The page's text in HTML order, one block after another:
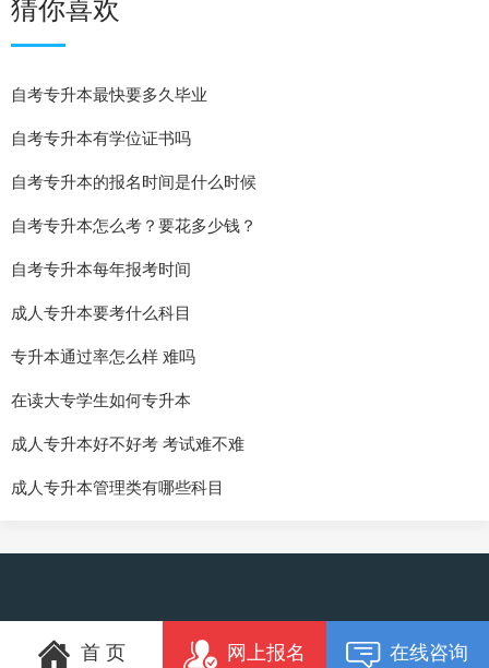
猜你喜欢
自考专升本最快要多久毕业
自考专升本有学位证书吗
自考专升本的报名时间是什么时候
自考专升本怎么考？要花多少钱？
自考专升本每年报考时间
成人专升本要考什么科目
专升本通过率怎么样 难吗
在读大专学生如何专升本
成人专升本好不好考 考试难不难
成人专升本管理类有哪些科目
首 页 网上报名 在线咨询